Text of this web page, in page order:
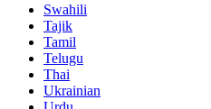
Swahili
Tajik
Tamil
Telugu
Thai
Ukrainian